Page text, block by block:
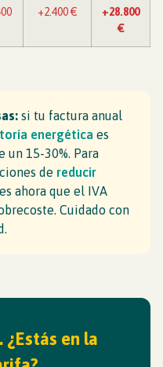
+2.400 €
+28.800
€
si tu factura anual
energética es
15-30%. Para
de reducir
ahora que el IVA
Cuidado con
¿Estás en la